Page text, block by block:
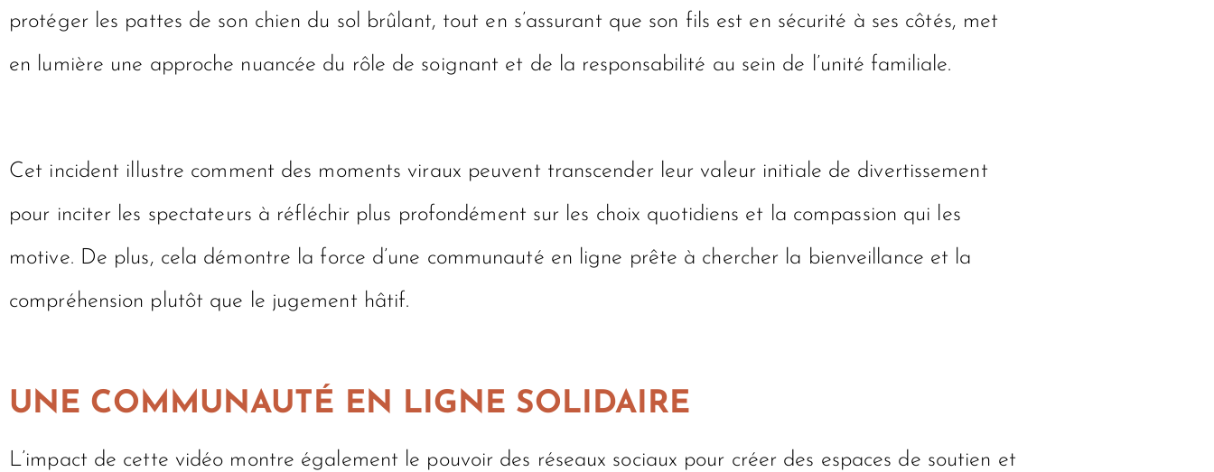
protéger les pattes de son chien du sol brûlant, tout en s’assurant que son fils est en sécurité à ses côtés, met
en lumière une approche nuancée du rôle de soignant et de la responsabilité au sein de l’unité familiale.
Cet incident illustre comment des moments viraux peuvent transcender leur valeur initiale de divertissement
pour inciter les spectateurs à réfléchir plus profondément sur les choix quotidiens et la compassion qui les
motive. De plus, cela démontre la force d’une communauté en ligne prête à chercher la bienveillance et la
compréhension plutôt que le jugement hâtif.
UNE COMMUNAUTÉ EN LIGNE SOLIDAIRE
L’impact de cette vidéo montre également le pouvoir des réseaux sociaux pour créer des espaces de soutien et